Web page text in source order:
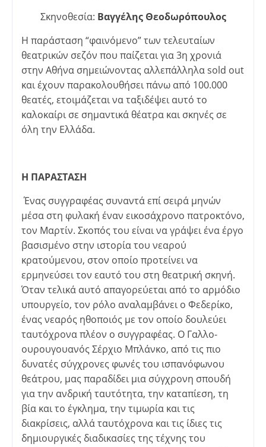
Σκηνοθεσία: Βαγγέλης Θεοδωρόπουλος
Η παράσταση “φαινόμενο” των τελευταίων
θεατρικών σεζόν που παίζεται για 3η χρονιά
στην Αθήνα σημειώνοντας αλλεπάλληλα sold out
και έχουν παρακολουθήσει πάνω από 100.000
θεατές, ετοιμάζεται να ταξιδέψει αυτό το
καλοκαίρι σε σημαντικά θέατρα και σκηνές σε
όλη την Ελλάδα.
Η ΠΑΡΑΣΤΑΣΗ
Ένας συγγραφέας συναντά επί σειρά μηνών
μέσα στη φυλακή έναν εικοσάχρονο πατροκτόνο,
τον Μαρτίν. Σκοπός του είναι να γράψει ένα έργο
βασισμένο στην ιστορία του νεαρού
κρατούμενου, στον οποίο προτείνει να
ερμηνεύσει τον εαυτό του στη θεατρική σκηνή.
Όταν τελικά αυτό απαγορεύεται από το αρμόδιο
υπουργείο, τον ρόλο αναλαμβάνει ο Φεδερίκο,
ένας νεαρός ηθοποιός με τον οποίο δουλεύει
ταυτόχρονα πλέον ο συγγραφέας. Ο Γαλλο-
ουρουγουανός Σέρχιο Μπλάνκο, από τις πιο
δυνατές σύγχρονες φωνές του ισπανόφωνου
θεάτρου, μας παραδίδει μια σύγχρονη σπουδή
για την ανδρική ταυτότητα, την καταπίεση, τη
βία και το έγκλημα, την τιμωρία και τις
διακρίσεις, αλλά ταυτόχρονα και τις ίδιες τις
δημιουργικές διαδικασίες της τέχνης του